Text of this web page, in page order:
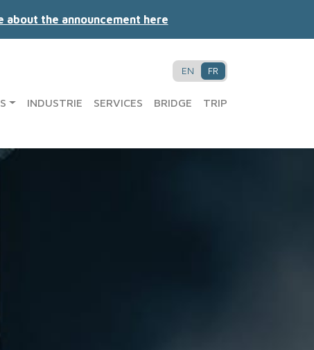
about the announcement here
EN FR
INDUSTRIE SERVICES BRIDGE TRIP